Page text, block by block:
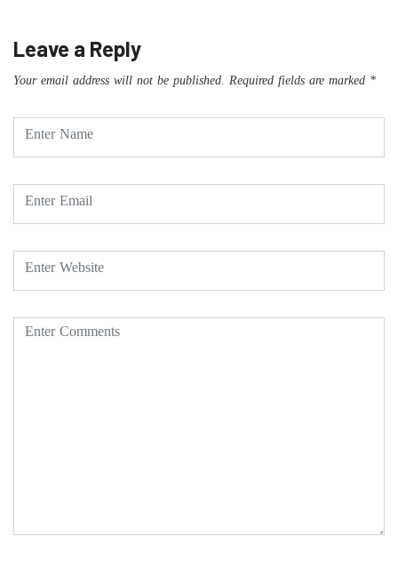
Leave a Reply
Your email address will not be published. Required fields are marked *